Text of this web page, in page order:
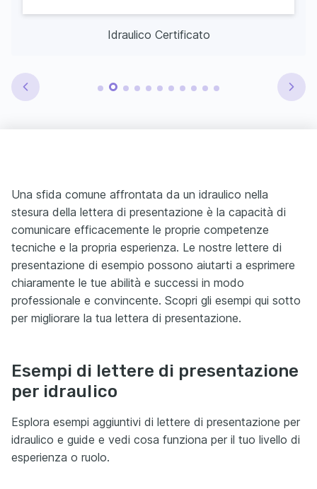
Idraulico Certificato
Una sfida comune affrontata da un idraulico nella
stesura della lettera di presentazione è la capacità di
comunicare efficacemente le proprie competenze
tecniche e la propria esperienza. Le nostre lettere di
presentazione di esempio possono aiutarti a esprimere
chiaramente le tue abilità e successi in modo
professionale e convincente. Scopri gli esempi qui sotto
per migliorare la tua lettera di presentazione.
Esempi di lettere di presentazione
per idraulico
Esplora esempi aggiuntivi di lettere di presentazione per
idraulico e guide e vedi cosa funziona per il tuo livello di
esperienza o ruolo.